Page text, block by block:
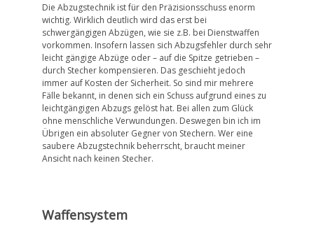
Die Abzugstechnik ist für den Präzisionsschuss enorm
wichtig. Wirklich deutlich wird das erst bei
schwergängigen Abzügen, wie sie z.B. bei Dienstwaffen
vorkommen. Insofern lassen sich Abzugsfehler durch sehr
leicht gängige Abzüge oder – auf die Spitze getrieben –
durch Stecher kompensieren. Das geschieht jedoch
immer auf Kosten der Sicherheit. So sind mir mehrere
Fälle bekannt, in denen sich ein Schuss aufgrund eines zu
leichtgängigen Abzugs gelöst hat. Bei allen zum Glück
ohne menschliche Verwundungen. Deswegen bin ich im
Übrigen ein absoluter Gegner von Stechern. Wer eine
saubere Abzugstechnik beherrscht, braucht meiner
Ansicht nach keinen Stecher.
Waffensystem